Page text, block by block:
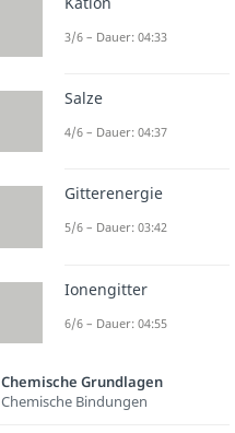
und der
also stabiler.
Definition:
Bei der
um das
verschiedenen
einem Atom, um
besser mit
Atom binden zu
Hybridorbitale
3/6 – Dauer: 04:33
Salze
4/6 – Dauer: 04:37
Gitterenergie
5/6 – Dauer: 03:42
Ionengitter
6/6 – Dauer: 04:55
Chemische Grundlagen
Chemische Bindungen